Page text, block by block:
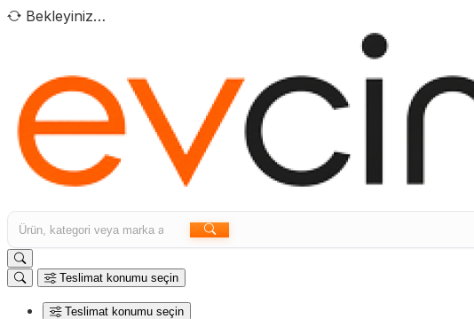
Bekleyiniz…
Teslimat konumu seçin
Teslimat konumu seçin